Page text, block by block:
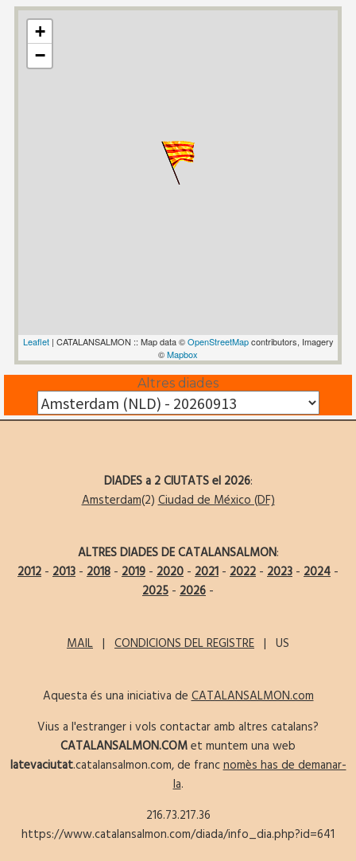
+
−
Leaflet| CATALANSALMON :: Map data ©OpenStreetMapcontributors, Imagery
©Mapbox
Altres diades
DIADES a 2 CIUTATS el 2026:
Amsterdam(2)Ciudad de México (DF)
ALTRES DIADES DE CATALANSALMON:
2012 - 2013 - 2018 - 2019 - 2020 - 2021 - 2022 - 2023 - 2024 -
2025 - 2026 -
MAIL | CONDICIONS DEL REGISTRE | US
Aquesta és una iniciativa deCATALANSALMON.com
Vius a l'estranger i vols contactar amb altres catalans?
CATALANSALMON.COMet muntem una web
latevaciutat.catalansalmon.com, de francnomès has de demanar-
la.
216.73.217.36
https://www.catalansalmon.com/diada/info_dia.php?id=641